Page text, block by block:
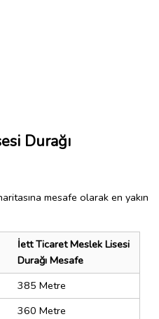
Durağı
mesafe olarak en yakın
İett Ticaret Meslek Lisesi
Durağı Mesafe
385 Metre
360 Metre